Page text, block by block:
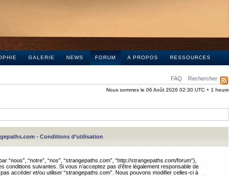
GALERIE NEWS FORUM A PROPOS RESSOURCES
FAQ Rechercher
Nous sommes le 06 Août 2026 02:30 UTC + 1 heure
- Conditions d’utilisation
“nous”, “notre”, “nos”, “strangepaths.com”, “http://strangepaths.com/forum”),
conditions suivantes. Si vous n’acceptez pas d’être légalement responsable de
accéder et/ou utiliser “strangepaths.com”. Nous pouvons modifier celles-ci à